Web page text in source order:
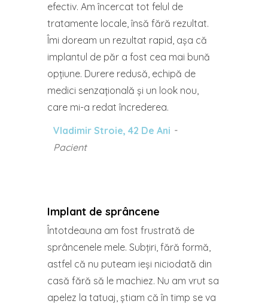
efectiv. Am încercat tot felul de
tratamente locale, însă fără rezultat.
Îmi doream un rezultat rapid, așa că
implantul de păr a fost cea mai bună
opțiune. Durere redusă, echipă de
medici senzațională și un look nou,
care mi-a redat încrederea.
Vladimir Stroie, 42 De Ani
Pacient
Implant de sprâncene
Întotdeauna am fost frustrată de
sprâncenele mele. Subțiri, fără formă,
astfel că nu puteam ieși niciodată din
casă fără să le machiez. Nu am vrut sa
apelez la tatuaj, știam că în timp se va